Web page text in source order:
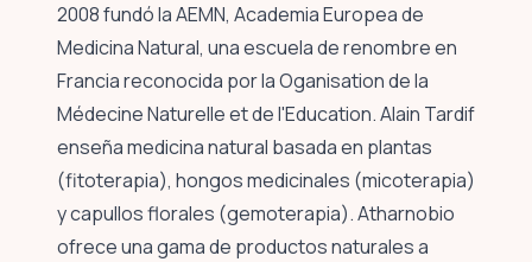
2008 fundó la AEMN, Academia Europea de
Medicina Natural, una escuela de renombre en
Francia reconocida por la Oganisation de la
Médecine Naturelle et de l'Education. Alain Tardif
enseña medicina natural basada en plantas
(fitoterapia), hongos medicinales (micoterapia)
y capullos florales (gemoterapia). Atharnobio
ofrece una gama de productos naturales a